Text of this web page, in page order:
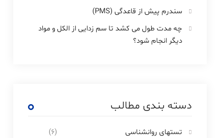
سندرم پیش از قاعدگی (PMS)
چه مدت طول می کشد تا سم زدایی از الکل و مواد
دیگر انجام شود؟
دسته بندی مطالب
تستهای روانشناسی
(۶)